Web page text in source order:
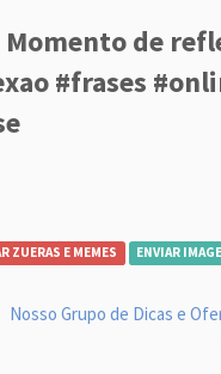
Momento de
#frases
ZUERAS E MEMES ENVIAR
Nosso Grupo de Dicas e